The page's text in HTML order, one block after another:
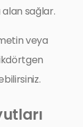
sağlar.
veya